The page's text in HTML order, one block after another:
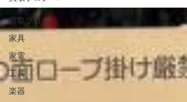
買取ブログ
家具
家電
工具
楽器